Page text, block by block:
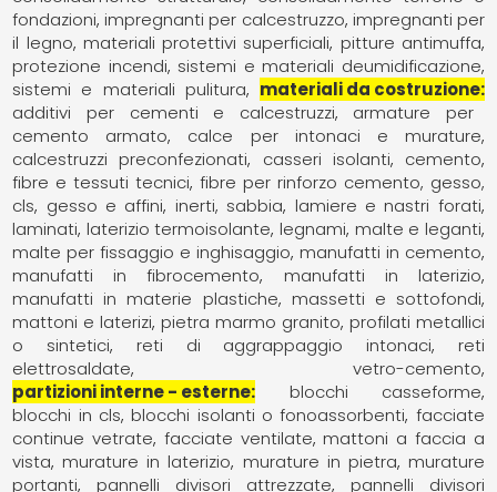
fondazioni impregnanti per calcestruzzo impregnanti per
il legno materiali protettivi superficiali pitture antimuffa
protezione incendi sistemi e materiali deumidificazione
sistemi e materiali pulitura
materiali da costruzione
additivi per cementi e calcestruzzi
armature per
cemento armato
calce per intonaci e murature
calcestruzzi preconfezionati
casseri isolanti
cemento
fibre e tessuti tecnici fibre per rinforzo cemento, gesso,
cls gesso e affini inerti, sabbia lamiere e nastri forati
laminati laterizio termoisolante legnami malte e leganti
malte per fissaggio e inghisaggio manufatti in cemento
manufatti in fibrocemento
manufatti in laterizio
manufatti in materie plastiche
massetti e sottofondi
mattoni e laterizi pietra marmo granito profilati metallici
o sintetici
reti di aggrappaggio intonaci
reti
elettrosaldate
vetro-cemento
partizioni interne - esterne
blocchi casseforme
blocchi in cls blocchi isolanti o fonoassorbenti facciate
continue vetrate facciate ventilate mattoni a faccia a
vista murature in laterizio murature in pietra murature
portanti
pannelli divisori attrezzate
pannelli divisori